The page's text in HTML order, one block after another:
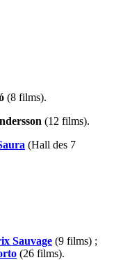
(8 films).
(12 films).
(Hall des 7
Sauvage (9 films) ;
(26 films).